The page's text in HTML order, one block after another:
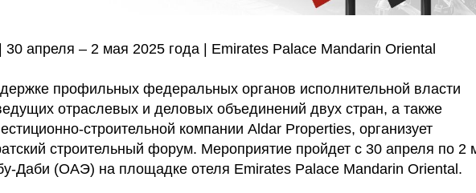
апреля – 2 мая 2025 года | Emirates Palace Mandarin Oriental
профильных федеральных органов исполнительной власти
отраслевых и деловых объединений двух стран, а также
строительной компании Aldar Properties, организует
строительный форум. Мероприятие пройдет с 30 апреля по 2
Даби (ОАЭ) на площадке отеля Emirates Palace Mandarin Oriental.